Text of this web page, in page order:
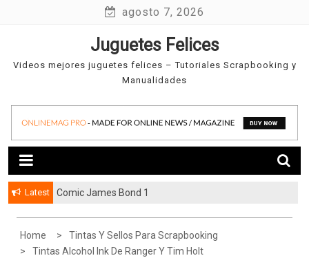
agosto 7, 2026
Juguetes Felices
Videos mejores juguetes felices – Tutoriales Scrapbooking y
Manualidades
Latest Comic James Bond 1
Home
Tintas Y Sellos Para Scrapbooking
Tintas Alcohol Ink De Ranger Y Tim Holt